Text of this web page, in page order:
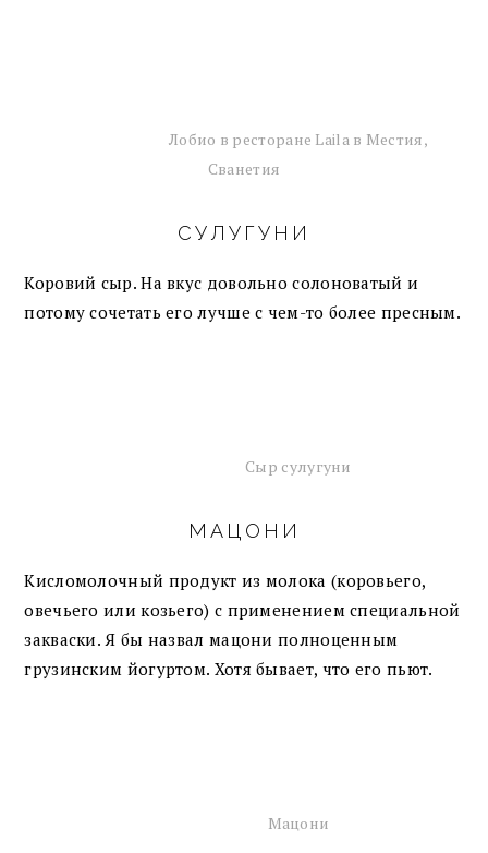
Лобио в ресторане Laila в Местия,
Сванетия
СУЛУГУНИ
Коровий сыр. На вкус довольно солоноватый и
потому сочетать его лучше с чем-то более пресным.
Сыр сулугуни
МАЦОНИ
Кисломолочный продукт из молока (коровьего,
овечьего или козьего) с применением специальной
закваски. Я бы назвал мацони полноценным
грузинским йогуртом. Хотя бывает, что его пьют.
Мацони